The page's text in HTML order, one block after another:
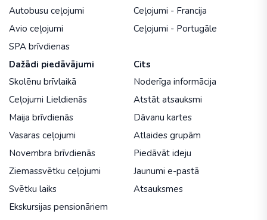
Autobusu ceļojumi
Avio ceļojumi
SPA brīvdienas
Ceļojumi - Francija
Ceļojumi - Portugāle
Dažādi piedāvājumi
Skolēnu brīvlaikā
Ceļojumi Lieldienās
Maija brīvdienās
Vasaras ceļojumi
Novembra brīvdienās
Ziemassvētku ceļojumi
Svētku laiks
Ekskursijas pensionāriem
Cits
Noderīga informācija
Atstāt atsauksmi
Dāvanu kartes
Atlaides grupām
Piedāvāt ideju
Jaunumi e-pastā
Atsauksmes